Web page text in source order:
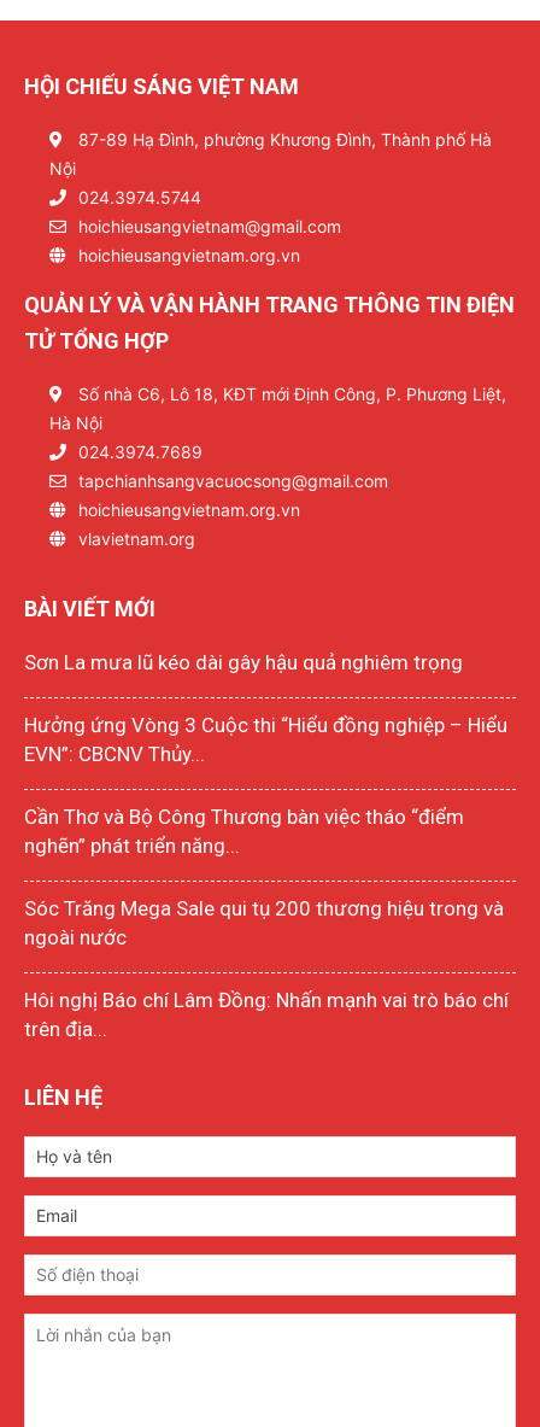
HỘI CHIẾU SÁNG VIỆT NAM
87-89 Hạ Đình, phường Khương Đình, Thành phố Hà
Nội
024.3974.5744
hoichieusangvietnam@gmail.com
hoichieusangvietnam.org.vn
QUẢN LÝ VÀ VẬN HÀNH TRANG THÔNG TIN ĐIỆN
TỬ TỔNG HỢP
Số nhà C6, Lô 18, KĐT mới Định Công, P. Phương Liệt,
Hà Nội
024.3974.7689
tapchianhsangvacuocsong@gmail.com
hoichieusangvietnam.org.vn
vlavietnam.org
BÀI VIẾT MỚI
Sơn La mưa lũ kéo dài gây hậu quả nghiêm trọng
Hưởng ứng Vòng 3 Cuộc thi “Hiểu đồng nghiệp – Hiểu
EVN”: CBCNV Thủy...
Cần Thơ và Bộ Công Thương bàn việc tháo “điểm
nghẽn” phát triển năng...
Sóc Trăng Mega Sale qui tụ 200 thương hiệu trong và
ngoài nước
Hôi nghị Báo chí Lâm Đồng: Nhấn mạnh vai trò báo chí
trên địa...
LIÊN HỆ